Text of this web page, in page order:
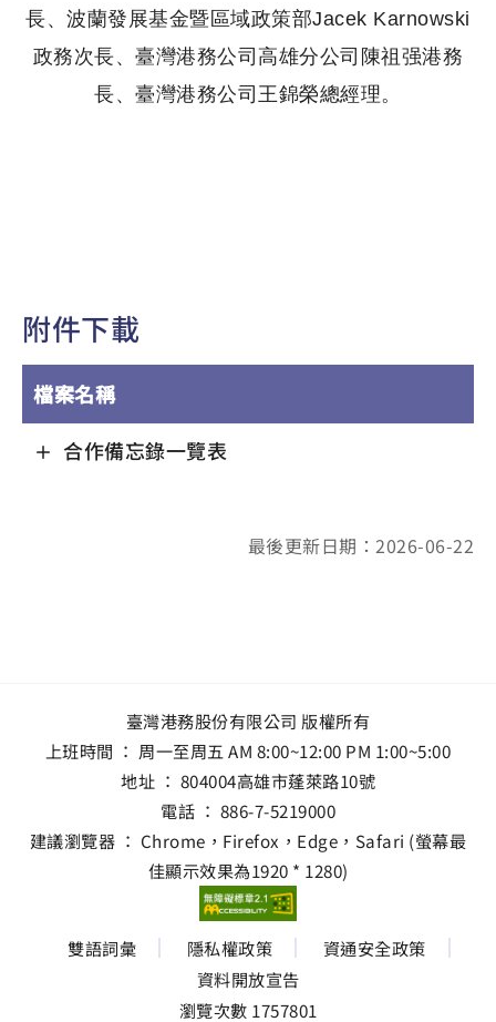
長、波蘭發展基金暨區域政策部Jacek Karnowski
政務次長、臺灣港務公司高雄分公司陳祖强港務
長、臺灣港務公司王錦榮總經理。
附件下載
檔案名稱
合作備忘錄一覽表
最後更新日期：2026-06-22
臺灣港務股份有限公司 版權所有
上班時間 ： 周一至周五 AM 8:00~12:00 PM 1:00~5:00
地址 ： 804004高雄市蓬萊路10號
電話 ： 886-7-5219000
建議瀏覽器 ： Chrome，Firefox，Edge，Safari (螢幕最
佳顯示效果為1920 * 1280)
雙語詞彙 隱私權政策
資通安全政策
資料開放宣告
瀏覽次數 1757801